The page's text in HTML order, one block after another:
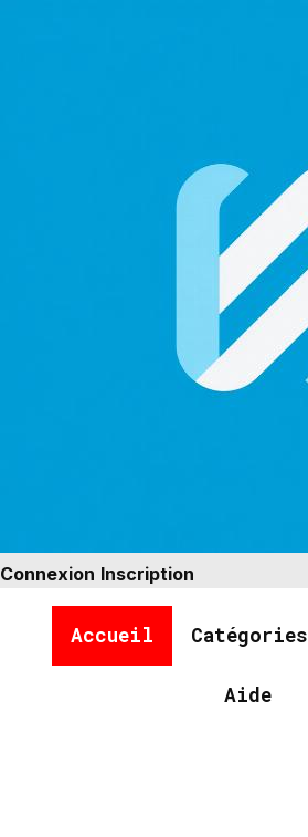
Connexion Inscription
Accueil Catégories
Aide